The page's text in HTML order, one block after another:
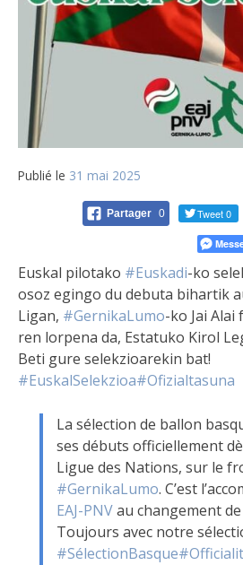
Publié le 31 mai 2025
Partager 0 Tweet 0
Euskal pilotako #Euskadi-ko
osoz egingo du debuta bihartik
Ligan, #GernikaLumo-ko Jai
ren lorpena da, Estatuko Kirol
Beti gure selekzioarekin bat!
#EuskalSelekzioa#Ofizialtasuna
La sélection de ballon
ses débuts officiellement
Ligue des Nations, sur le
#GernikaLumo. C’est
EAJ-PNVau changement
Toujours avec notre
#SélectionBasque